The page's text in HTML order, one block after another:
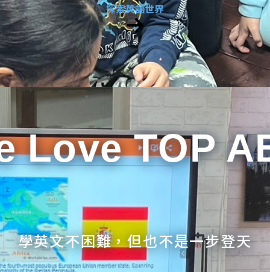
探索英語世界
Love TOP
學英文不困難，但也不是一步登天